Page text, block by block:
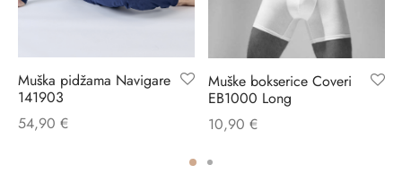
Muška pidžama Navigare
141903
54,90 €
Muške bokserice Coveri
EB1000 Long
10,90 €